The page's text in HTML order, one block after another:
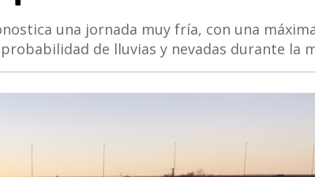
una jornada muy fría, con una
probabilidad de lluvias y nevadas durante la